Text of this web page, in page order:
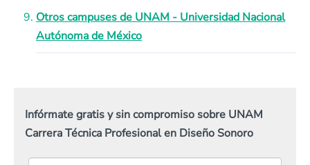
Otros campuses de UNAM - Universidad Nacional
Autónoma de México
Infórmate gratis y sin compromiso sobre UNAM
Carrera Técnica Profesional en Diseño Sonoro